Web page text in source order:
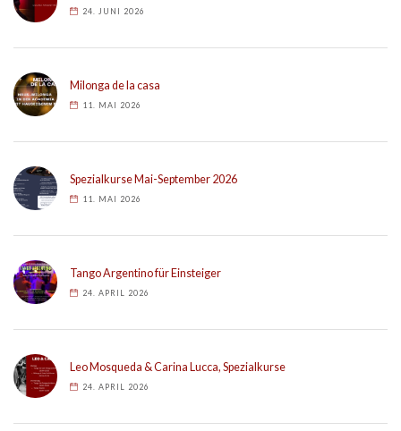
24. JUNI 2026
Milonga de la casa
11. MAI 2026
Spezialkurse Mai-September 2026
11. MAI 2026
Tango Argentino für Einsteiger
24. APRIL 2026
Leo Mosqueda & Carina Lucca, Spezialkurse
24. APRIL 2026